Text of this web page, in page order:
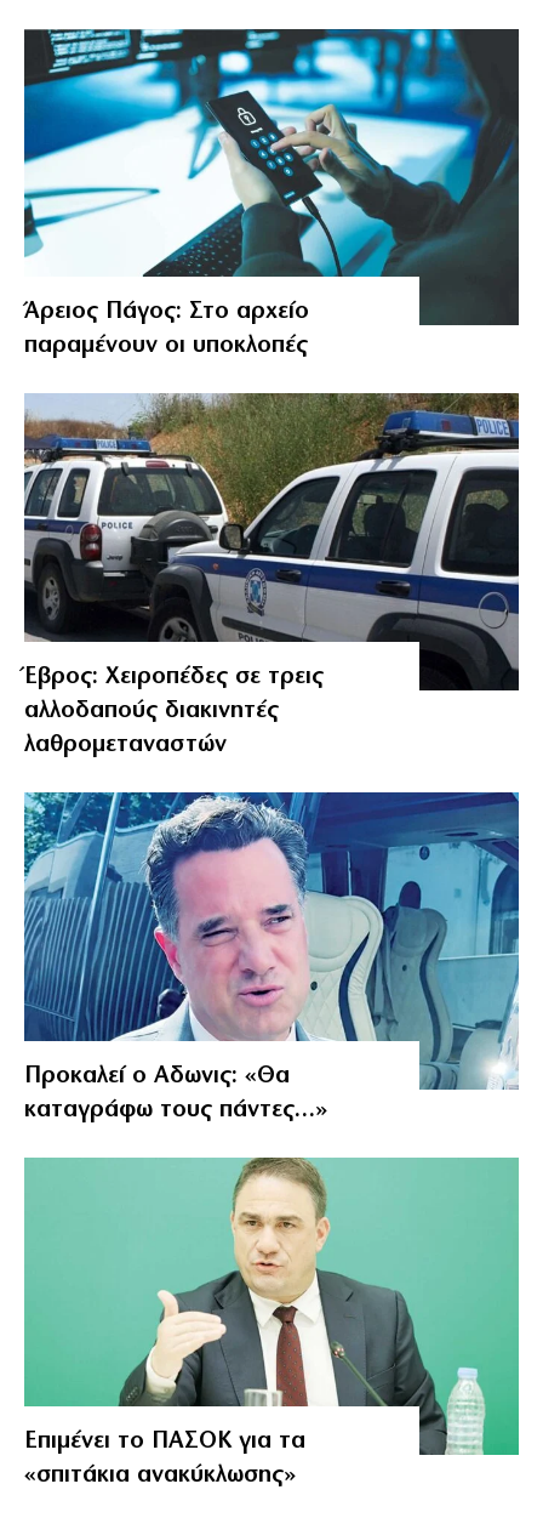
Άρειος Πάγος: Στο αρχείο
παραμένουν οι υποκλοπές
Έβρος: Χειροπέδες σε τρεις
αλλοδαπούς διακινητές
λαθρομεταναστών
Προκαλεί ο Αδωνις: «Θα
καταγράφω τους πάντες…»
Επιμένει το ΠΑΣΟΚ για τα
«σπιτάκια ανακύκλωσης»